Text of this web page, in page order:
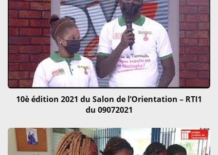
10è édition 2021 du Salon de l’Orientation – RTI1
du 09072021